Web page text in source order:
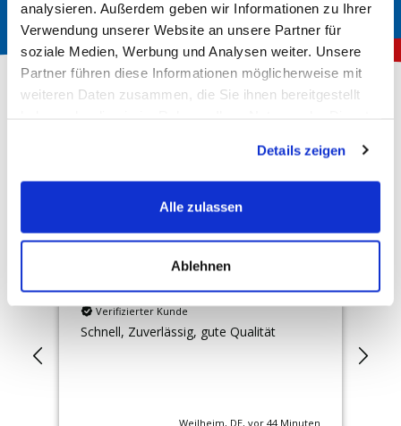
analysieren. Außerdem geben wir Informationen zu Ihrer
Verwendung unserer Website an unsere Partner für
soziale Medien, Werbung und Analysen weiter. Unsere
Partner führen diese Informationen möglicherweise mit
weiteren Daten zusammen, die Sie ihnen bereitgestellt
Details zeigen
Alle zulassen
Ablehnen
Über 150.000 zufriedene Kunden
Hervorragend 4,78 Rating
10.146 Bewertungen
Anonym
Verifizierter Kunde
Schnell, Zuverlässig, gute Qualität
Weilheim, DE, vor 44 Minuten